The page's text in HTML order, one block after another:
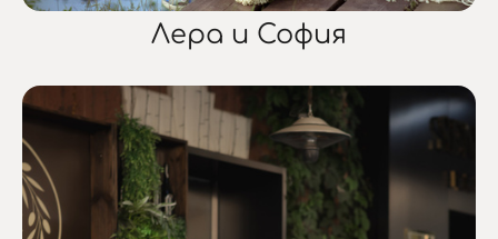
Лера и София